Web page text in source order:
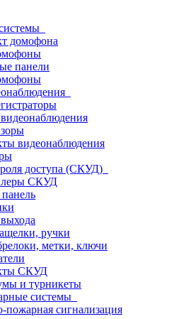
домофона
панели
видеонаблюдения
доступа (СКУД)
СКУД
ручки
метки, ключи
СКУД
и турникеты
системы
пожарная сигнализация